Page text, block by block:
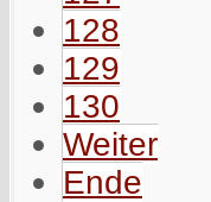
128
129
130
Weiter
Ende